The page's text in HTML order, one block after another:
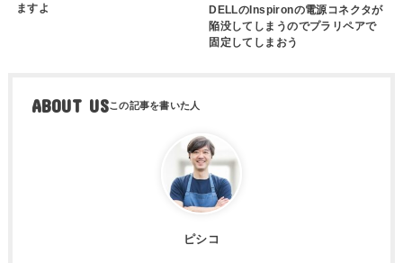
ますよ
DELLのInspironの電源コネクタが
陥没してしまうのでプラリペアで
固定してしまおう
ABOUT US
ピシコ